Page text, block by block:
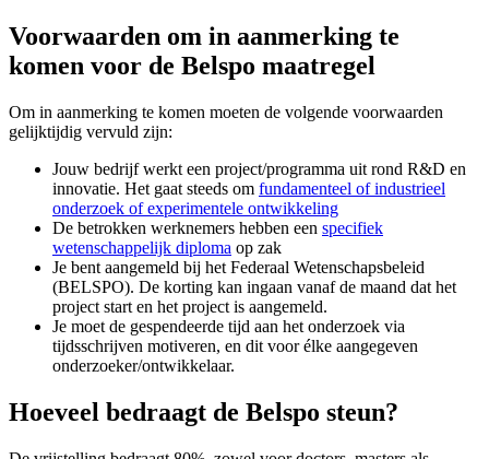
Voorwaarden om in aanmerking te
komen voor de Belspo maatregel
Om in aanmerking te komen moeten de volgende voorwaarden
gelijktijdig vervuld zijn:
Jouw bedrijf werkt een project/programma uit rond R&D en
innovatie. Het gaat steeds om fundamenteel of industrieel
onderzoek of experimentele ontwikkeling
De betrokken werknemers hebben een specifiek
wetenschappelijk diploma op zak
Je bent aangemeld bij het Federaal Wetenschapsbeleid
(BELSPO). De korting kan ingaan vanaf de maand dat het
project start en het project is aangemeld.
Je moet de gespendeerde tijd aan het onderzoek via
tijdsschrijven motiveren, en dit voor élke aangegeven
onderzoeker/ontwikkelaar.
Hoeveel bedraagt de Belspo steun?